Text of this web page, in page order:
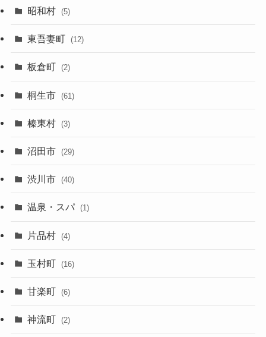
昭和村 (5)
東吾妻町 (12)
板倉町 (2)
桐生市 (61)
榛東村 (3)
沼田市 (29)
渋川市 (40)
温泉・スパ (1)
片品村 (4)
玉村町 (16)
甘楽町 (6)
神流町 (2)